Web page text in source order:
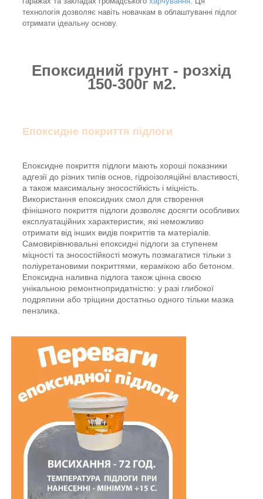
технологія дозволяє навіть новачкам в облаштуванні підлог
отримати ідеальну основу.
Епоксидний грунт - розхід
150-300г м2.
Епоксидне покриття підлоги
Епоксидне покриття підлоги мають хороші показники
адгезії до різних типів основ, гідроізоляційні властивості,
а також максимальну зносостійкість і міцність.
Використання епоксидних смол для створення
фінішного покриття підлоги дозволяє досягти особливих
експлуатаційних характеристик, які неможливо
отримати від інших видів покриттів та матеріалів.
Самовирівнювальні епоксидні підлоги за ступенем
міцності та зносостійкості можуть позмагатися тільки з
поліуретановими покриттями, керамікою або бетоном.
Епоксидна наливна підлога також цінна своєю
унікальною ремонтнопридатністю: у разі глибокої
подряпини або тріщини достатньо одного тільки мазка
пензлика.